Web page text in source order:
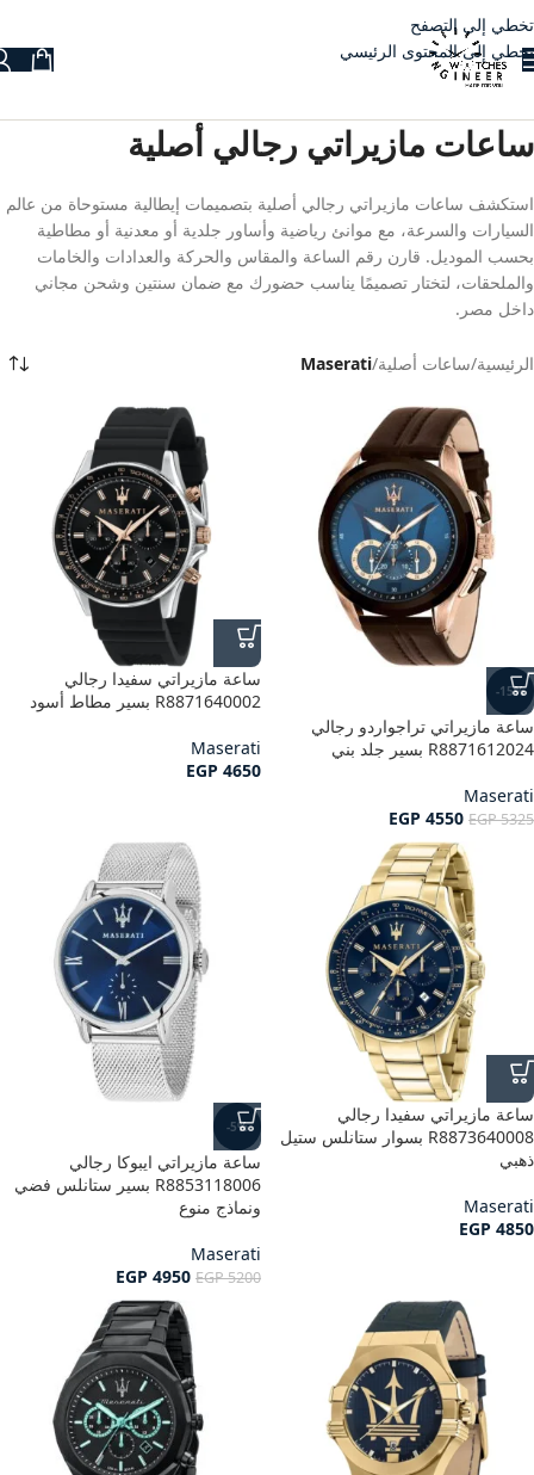
تخطي إلى التصفح
تخطي إلى المحتوى الرئيسي
ساعات مازيراتي رجالي أصلية
استكشف ساعات مازيراتي رجالي أصلية بتصميمات إيطالية مستوحاة من عالم
السيارات والسرعة، مع موانئ رياضية وأساور جلدية أو معدنية أو مطاطية
بحسب الموديل. قارن رقم الساعة والمقاس والحركة والعدادات والخامات
والملحقات، لتختار تصميمًا يناسب حضورك مع ضمان سنتين وشحن مجاني
داخل مصر.
الرئيسية/ساعات أصلية/
Maserati
-15%
ساعة مازيراتي تراجواردو رجالي
R8871612024 بسير جلد بني
Maserati
EGP5325
EGP 4550
ساعة مازيراتي سفيدا رجالي
R8871640002 بسير مطاط أسود
Maserati
EGP 4650
ساعة مازيراتي سفيدا رجالي
R8873640008 بسوار ستانلس ستيل
ذهبي
Maserati
EGP 4850
-5%
ساعة مازيراتي ايبوكا رجالي
R8853118006 بسير ستانلس فضي
ونماذج منوع
Maserati
EGP5200
EGP 4950